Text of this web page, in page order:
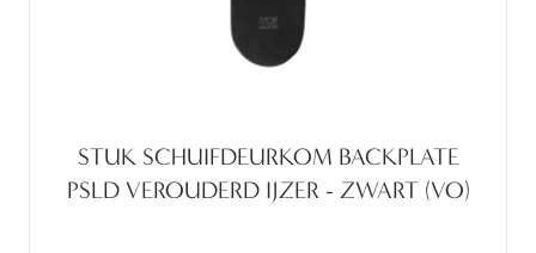
STUK SCHUIFDEURKOM BACKPLATE
PSLD VEROUDERD IJZER - ZWART (VO)